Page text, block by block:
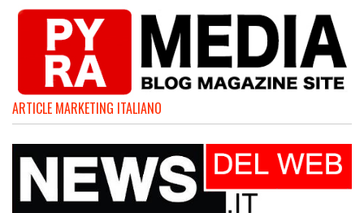
ARTICLE MARKETING ITALIANO